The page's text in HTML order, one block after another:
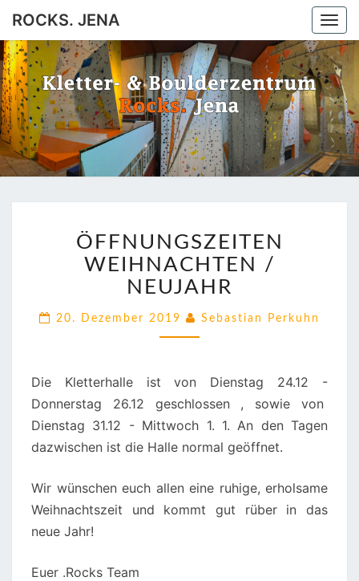
ROCKS. JENA
ROCKS.
JENA
Jena
WEIHNACHTEN
/
NEUJAHR
ÖFFNUNGSZEITEN
WEIHNACHTEN /
NEUJAHR
20. Dezember 2019 Sebastian Perkuhn
Die Kletterhalle ist von Dienstag 24.12 -
Donnerstag 26.12 geschlossen , sowie von
Dienstag 31.12 - Mittwoch 1. 1. An den Tagen
dazwischen ist die Halle normal geöffnet.
Wir wünschen euch allen eine ruhige, erholsame
Weihnachtszeit und kommt gut rüber in das
neue Jahr!
Euer .Rocks Team